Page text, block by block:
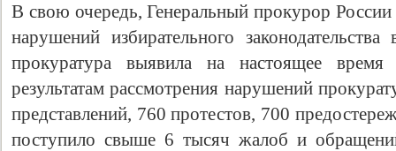
В свою очередь, Генеральный прокурор
нарушений избирательного
прокуратура выявила на настоящее
результатам рассмотрения нарушений
представлений, 760 протестов, 700
поступило свыше 6 тысяч жалоб и